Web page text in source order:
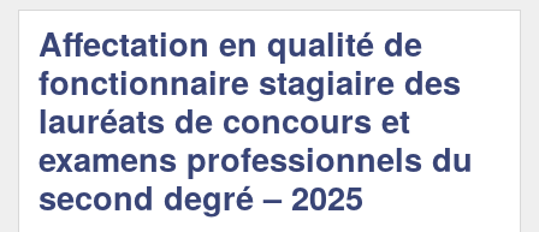
Enseignements
Examens/Concours
Politique Éducative
Affectation en qualité de
fonctionnaire stagiaire des
lauréats de concours et
examens professionnels du
second degré – 2025